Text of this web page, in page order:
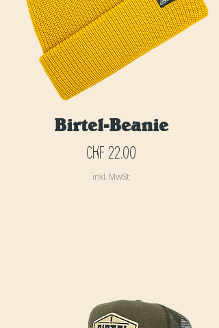
Birtel-Beanie
Preis
CHF 22.00
inkl. MwSt